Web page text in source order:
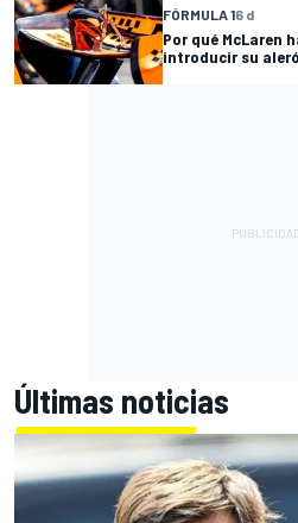
FÓRMULA 16 d
Por qué McLaren
introducir su
Últimas noticias